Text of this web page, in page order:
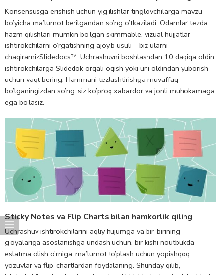
Konsensusga erishish uchun yig’ilishlar tinglovchilarga mavzu
bo’yicha ma’lumot berilgandan so’ng o’tkaziladi. Odamlar tezda
hazm qilishlari mumkin bo’lgan skimmable, vizual hujjatlar
ishtirokchilarni o’rgatishning ajoyib usuli – biz ularni
chaqiramizSlidedocs™. Uchrashuvni boshlashdan 10 daqiqa oldin
ishtirokchilarga Slidedok orqali o’qish yoki uni oldindan yuborish
uchun vaqt bering. Hammani tezlashtirishga muvaffaq
bo’lganingizdan so’ng, siz ko’proq xabardor va jonli muhokamaga
ega bo’lasiz.
Sticky Notes va Flip Charts bilan hamkorlik qiling
Uchrashuv ishtirokchilarini aqliy hujumga va bir-birining
g’oyalariga asoslanishga undash uchun, bir kishi noutbukda
eslatma olish o’rniga, ma’lumot to’plash uchun yopishqoq
yozuvlar va flip-chartlardan foydalaning. Shunday qilib,